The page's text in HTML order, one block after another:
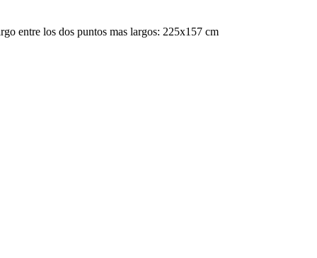
entre los dos puntos mas largos: 225x157 cm